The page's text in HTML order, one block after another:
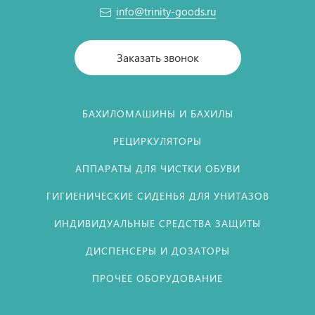
info@trinity-goods.ru
Заказать звонок
БАХИЛОМАШИНЫ И БАХИЛЫ
РЕЦИРКУЛЯТОРЫ
АППАРАТЫ ДЛЯ ЧИСТКИ ОБУВИ
ГИГИЕНИЧЕСКИЕ СИДЕНЬЯ ДЛЯ УНИТАЗОВ
ИНДИВИДУАЛЬНЫЕ СРЕДСТВА ЗАЩИТЫ
ДИСПЕНСЕРЫ И ДОЗАТОРЫ
ПРОЧЕЕ ОБОРУДОВАНИЕ